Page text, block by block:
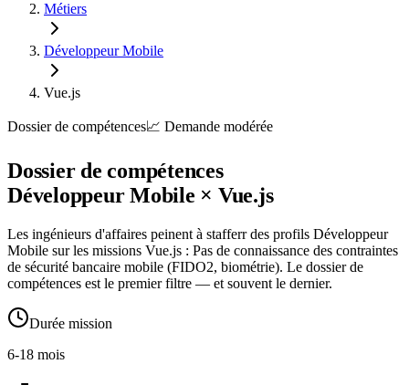
Métiers
Développeur Mobile
Vue.js
Dossier de compétences📈 Demande modérée
Dossier de compétences
Développeur Mobile × Vue.js
Les ingénieurs d'affaires peinent à stafferr des profils Développeur
Mobile sur les missions Vue.js : Pas de connaissance des contraintes
de sécurité bancaire mobile (FIDO2, biométrie). Le dossier de
compétences est le premier filtre — et souvent le dernier.
Durée mission
6-18 mois